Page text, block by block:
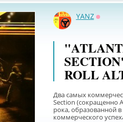
YANZ
ROLL
Два самых
Section (сокращенно
рока, образованной
коммерческого